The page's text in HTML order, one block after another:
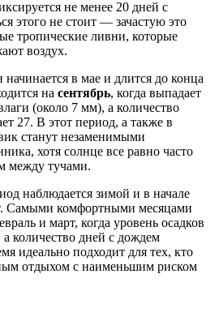
не менее 20 дней с
этого не стоит — зачастую это
тропические ливни, которые
воздух.
в мае и длится до конца
на сентябрь, когда выпадает
(около 7 мм), а количество
27. В этот период, а также в
станут незаменимыми
хотя солнце все равно часто
между тучами.
наблюдается зимой и в начале
Самыми комфортными месяцами
и март, когда уровень осадков
количество дней с дождем
идеально подходит для тех, кто
отдыхом с наименьшим риском